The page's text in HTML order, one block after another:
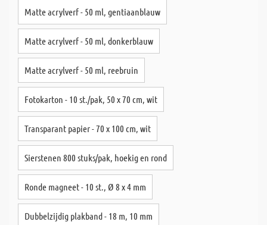
Matte acrylverf - 50 ml, gentiaanblauw
Matte acrylverf - 50 ml, donkerblauw
Matte acrylverf - 50 ml, reebruin
Fotokarton - 10 st./pak, 50 x 70 cm, wit
Transparant papier - 70 x 100 cm, wit
Sierstenen 800 stuks/pak, hoekig en rond
Ronde magneet - 10 st., Ø 8 x 4 mm
Dubbelzijdig plakband - 18 m, 10 mm